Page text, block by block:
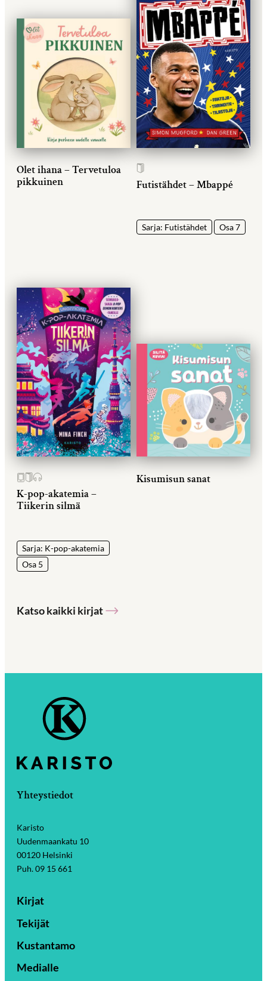
Olet ihana – Tervetuloa
pikkuinen
Futistähdet – Mbappé
Sarja: Futistähdet Osa 7
K-pop-akatemia –
Tiikerin silmä
Sarja: K-pop-akatemia
Osa 5
Kisumisun sanat
Katso kaikki kirjat
Yhteystiedot
Karisto
Uudenmaankatu 10
00120 Helsinki
Puh. 09 15 661
Kirjat
Tekijät
Kustantamo
Medialle